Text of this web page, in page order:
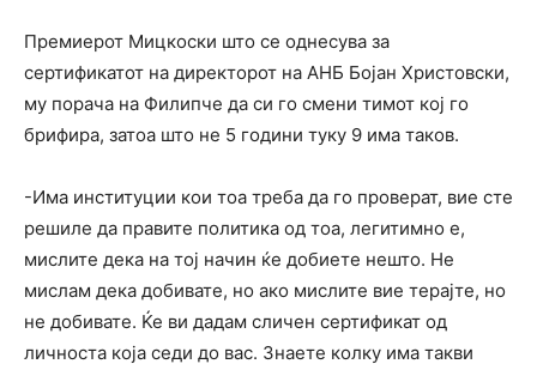
Премиерот Мицкоски што се однесува за
сертификатот на директорот на АНБ Бојан Христовски,
му порача на Филипче да си го смени тимот кој го
брифира, затоа што не 5 години туку 9 има таков.
-Има институции кои тоа треба да го проверат, вие сте
решиле да правите политика од тоа, легитимно е,
мислите дека на тој начин ќе добиете нешто. Не
мислам дека добивате, но ако мислите вие терајте, но
не добивате. Ќе ви дадам сличен сертификат од
личноста која седи до вас. Знаете колку има такви